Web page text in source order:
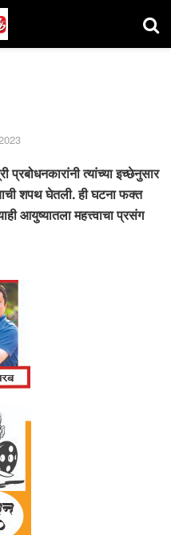
प्रबोधनकारांनी त्यांच्या इच्छेनुसार
शपथ घेतली. ही घटना फक्त
आयुष्यातला महत्त्वाचा प्रसंग